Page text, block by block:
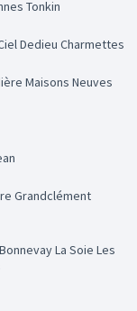
Tonkin
Dedieu Charmettes
Maisons Neuves